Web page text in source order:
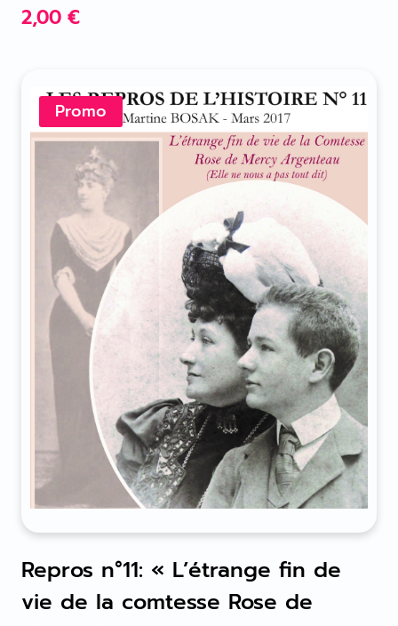
2,00 €
Promo
Repros n°11: « L’étrange fin de
vie de la comtesse Rose de